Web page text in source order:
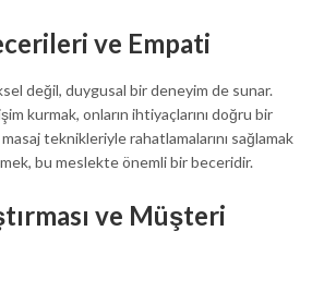
ve Empati
değil, duygusal bir deneyim de sunar.
kurmak, onların ihtiyaçlarını doğru bir
teknikleriyle rahatlamalarını sağlamak
bu meslekte önemli bir beceridir.
ve Müşteri